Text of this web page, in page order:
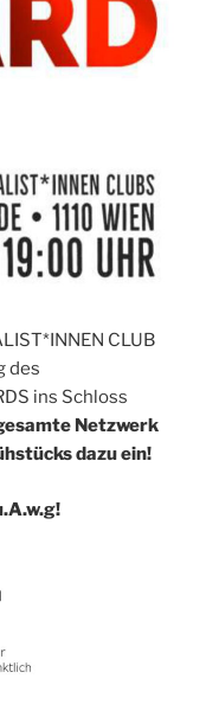
CLUB
des
ins Schloss
Netzwerk
dazu ein!